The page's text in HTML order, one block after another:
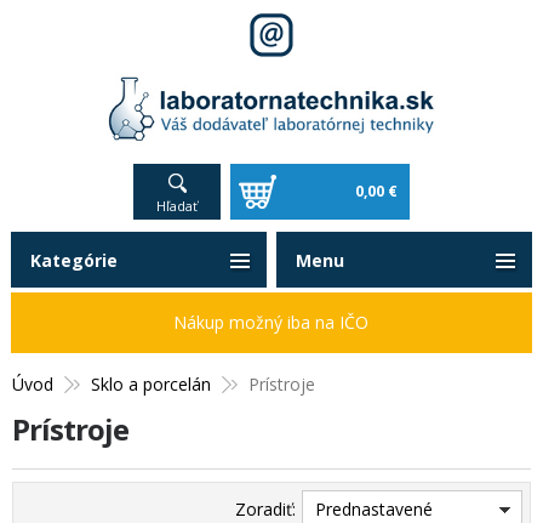
Hľadať
0,00 €
Úvod Sklo a porcelán Prístroje
Prístroje
Zoradiť: Prednastavené
Kategórie
Nákup možný iba na IČO
Menu